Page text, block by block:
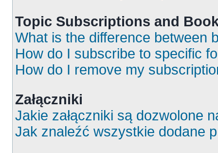
Topic Subscriptions and
What is the difference between
How do I subscribe to specific
How do I remove my
Załączniki
Jakie załączniki są dozwolone
Jak znaleźć wszystkie dodane